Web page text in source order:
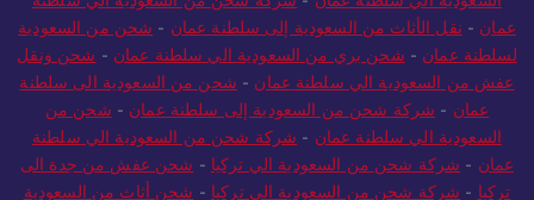
السعودية الي سلطنة عمان-شركة شحن من السعودية الي سلطنة
عمان- نقل الأثاث من السعودية إلى سلطنة عمان- شحن من السعودية
لسلطنة عمان -شحن بري من السعودية الي سلطنة عمان -شحن ونقل
عفش من السعودية الي سلطنة عمان -
شحن من السعودية الى سلطنة
عمان - شركة شحن من السعودية إلى سلطنة عمان - شحن من
السعودية الي سلطنة عمان-شركة شحن من السعودية الي سلطنة
عمان - شركة شحن من السعودية الي تركيا - شحن عفش من جدة الى